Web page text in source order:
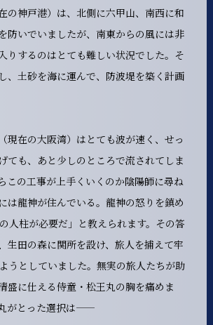
の神戸港）は、北側に六甲山、南西に和
防いでいましたが、南東からの風には非
りするのはとても難しい状況でした。そ
、土砂を海に運んで、防波堤を築く計画
現在の大阪湾）はとても波が速く、せっ
ても、あと少しのところで流されてしま
この工事が上手くいくのか陰陽師に尋ね
は龍神が住んでいる。龍神の怒りを鎮め
人柱が必要だ」と教えられます。その答
生田の森に関所を設け、旅人を捕えて牢
うとしていました。無実の旅人たちが助
盛に仕える侍童・松王丸の胸を痛めま
がとった選択は——